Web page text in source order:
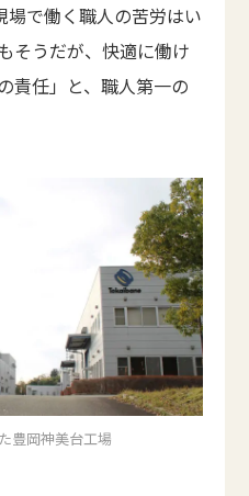
場で働く職人の苦労はい
そうだが、快適に働け
責任」と、職人第一の
豊岡神美台工場